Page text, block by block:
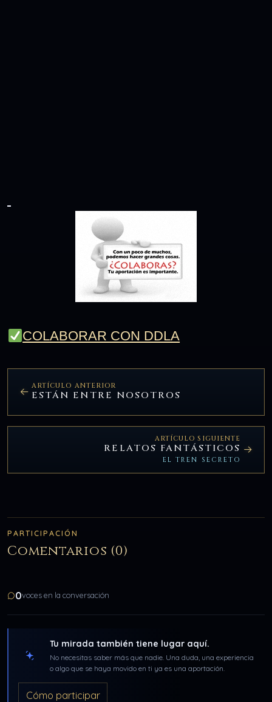
COLABORAR CON DDLA
ARTÍCULO ANTERIOR
ESTÁN ENTRE NOSOTROS
ARTÍCULO SIGUIENTE
RELATOS FANTÁSTICOS
EL TREN SECRETO
PARTICIPACIÓN
Comentarios (0)
0voces en la conversación
Tu mirada también tiene lugar aquí.
No necesitas saber más que nadie. Una duda, una experiencia
o algo que se haya movido en ti ya es una aportación.
Cómo participar